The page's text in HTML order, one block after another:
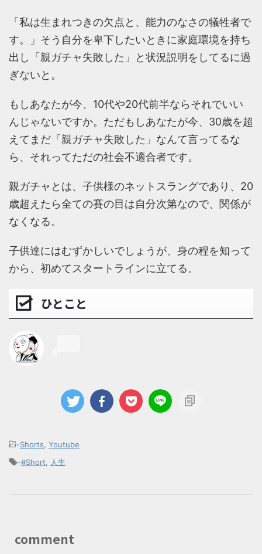
「私は生まれつきの欠点と、能力のなさの犠牲者で
す。」そう自分を卑下したいときに家庭環境を持ち
出し「親ガチャ失敗した」と状況説明をしてるに過
ぎないと。
もしあなたが今、10代や20代前半ならそれでいい
んじゃないですか。ただもしあなたが今、30歳を超
えてまだ「親ガチャ失敗した」なんて言ってるな
ら、それってただの社会不適合者です。
親ガチャとは、子供様のネットスラングであり、20
歳超えたら全ての賽の目は自分次第なので、関係が
なくなる。
子供達にはむずかしいでしょうが、身の程を知って
から、初めてスタートラインに立てる。
ひとこと
-Shorts Youtube
-#Short 人生
comment